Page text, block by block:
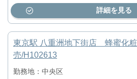
詳細を見る
東京駅 八重洲地下街店 蜂蜜化
売/H102613
勤務地：中央区